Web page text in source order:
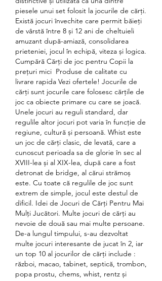
piesele unui set folosit la jocurile de cărți.
Există jocuri învechite care permit băieți
de vârstă între 8 și 12 ani de cheltuieli
amuzant după-amiază, consolidarea
prieteniei, jocul în echipă, viteza și logica.
Cumpără Cărţi de joc pentru Copii la
prețuri mici ️ Produse de calitate cu
livrare rapida Vezi ofertele! Jocurile de
cărți sunt jocurile care folosesc cărțile de
joc ca obiecte primare cu care se joacă.
Unele jocuri au reguli standard, dar
regulile altor jocuri pot varia în funcție de
regiune, cultură și persoană. Whist este
un joc de cărți clasic, de levată, care a
cunoscut perioada sa de glorie în sec al
XVIII-lea și al XIX-lea, după care a fost
detronat de bridge, al cărui strămoș
este. Cu toate că regulile de joc sunt
extrem de simple, jocul este destul de
dificil. Idei de Jocuri de Cărți Pentru Mai
Mulți Jucători. Multe jocuri de cărți au
nevoie de două sau mai multe persoane.
De-a lungul timpului, s-au dezvoltat
multe jocuri interesante de jucat în 2, iar
un top 10 al jocurilor de cărți include :
război, macao, tabinet, septică, trombon,
popa prostu, chems, whist, rentz și